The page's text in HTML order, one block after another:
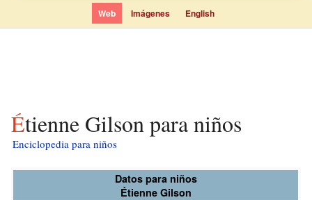
Web Imágenes English
Étienne Gilson para niños
Enciclopedia para niños
Datos para niños
Étienne Gilson